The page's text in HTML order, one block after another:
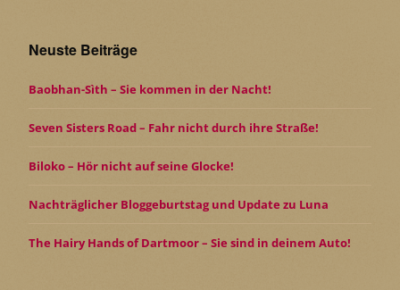
Neuste Beiträge
Baobhan-Sìth – Sie kommen in der Nacht!
Seven Sisters Road – Fahr nicht durch ihre Straße!
Biloko – Hör nicht auf seine Glocke!
Nachträglicher Bloggeburtstag und Update zu Luna
The Hairy Hands of Dartmoor – Sie sind in deinem Auto!